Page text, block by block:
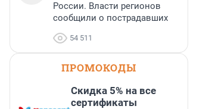
России. Власти регионов
сообщили о пострадавших
54 511
ПРОМОКОДЫ
Скидка 5% на все
сертификаты